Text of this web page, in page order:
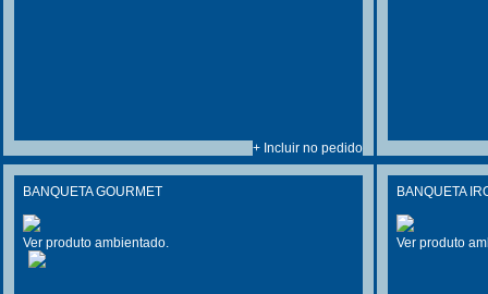
+ Incluir no pedido
BANQUETA GOURMET
Ver produto ambientado.
BANQUETA
Ver produto